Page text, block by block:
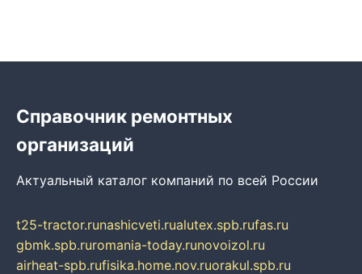
Справочник ремонтных
организаций
Актуальный каталог компаний по всей России
t25-tractor.runashicveti.rualutex.spb.rufas.ru
gbmk.spb.ruromania-today.runovoizol.ru
airheat-spb.rufisika.home.nov.ruorakul.spb.ru